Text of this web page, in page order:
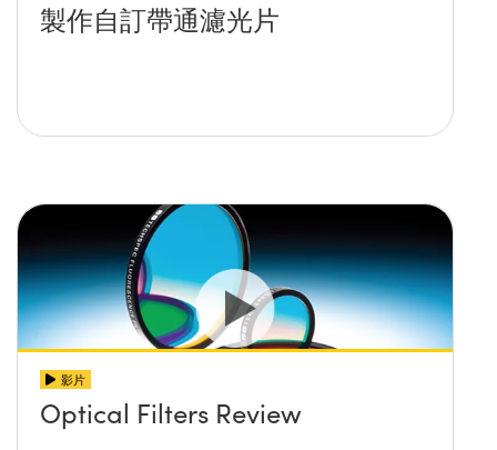
製作自訂帶通濾光片
影片
Optical Filters Review